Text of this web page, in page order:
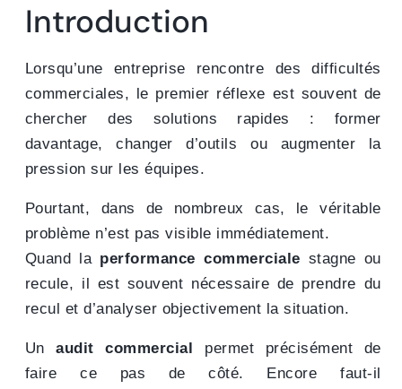
Introduction
Lorsqu’une entreprise rencontre des difficultés
commerciales, le premier réflexe est souvent de
chercher des solutions rapides : former
davantage, changer d’outils ou augmenter la
pression sur les équipes.
Pourtant, dans de nombreux cas, le véritable
problème n’est pas visible immédiatement.
Quand la performance commerciale stagne ou
recule, il est souvent nécessaire de prendre du
recul et d’analyser objectivement la situation.
Unaudit commercial permet précisément de
faire ce pas de côté. Encore faut-il